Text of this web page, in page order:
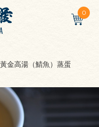
0
黃金高湯（鯖魚）蒸蛋